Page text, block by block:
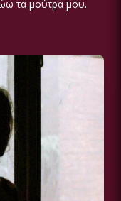
τα μούτρα μου.